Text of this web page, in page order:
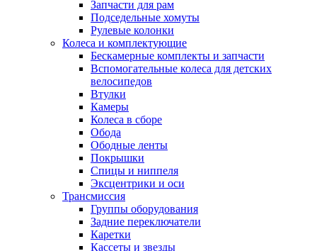
Запчасти для рам
Подседельные хомуты
Рулевые колонки
Колеса и комплектующие
Бескамерные комплекты и запчасти
Вспомогательные колеса для детских
велосипедов
Втулки
Камеры
Колеса в сборе
Обода
Ободные ленты
Покрышки
Спицы и ниппеля
Эксцентрики и оси
Трансмиссия
Группы оборудования
Задние переключатели
Каретки
Кассеты и звезды